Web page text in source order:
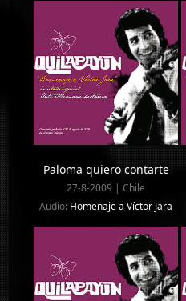
Paloma quiero contarte
27-8-2009 | Chile
Audio: Homenaje a Víctor Jara